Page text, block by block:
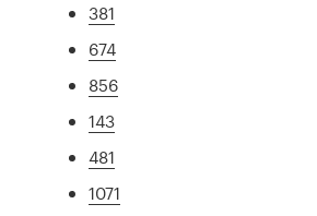
381
674
856
143
481
1071